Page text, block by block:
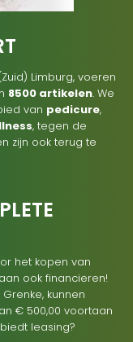
Limburg, voeren
8500 artikelen. We
van pedicure,
, tegen de
zijn ook terug te
het kopen van
ook financieren!
kunnen
€ 500,00 voortaan
leasing?